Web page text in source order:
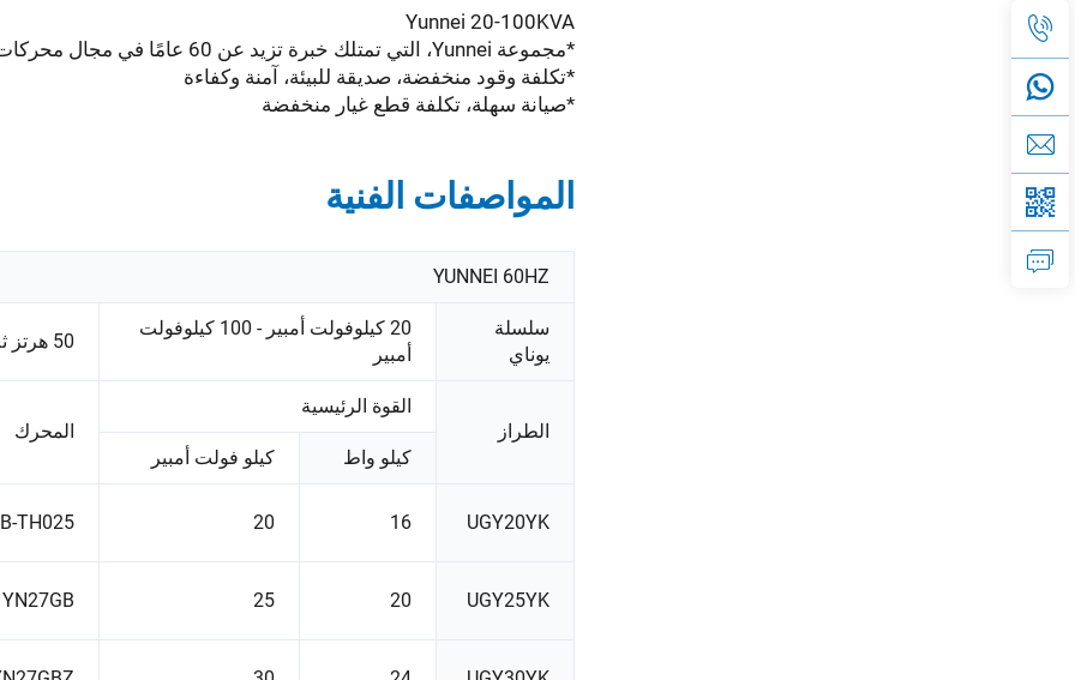
Yunnei 20-100KVA
*مجموعة Yunnei، التي تمتلك خبرة تزيد عن 60 عامًا في مجال محركات الديزل؛
*تكلفة وقود منخفضة، صديقة للبيئة، آمنة وكفاءة
*صيانة سهلة، تكلفة قطع غيار منخفضة
المواصفات الفنية
YUNNEI 60HZ
سلسلة
يوناي
20 كيلوفولت أمبير - 100 كيلوفولت
أمبير
50 هرتز ثلاثي الطور
الطراز
القوة الرئيسية
المحرك
كيلو واط كيلو فولت أمبير
UGY20YK
16
20
TH025
UGY25YK
20
25
YN27GB